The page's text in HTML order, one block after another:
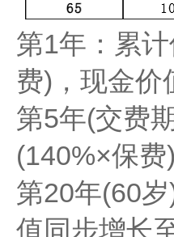
第1年​​：累
费)，现金价
第5年(交费
(140%×保
第20年(60
值同步增长